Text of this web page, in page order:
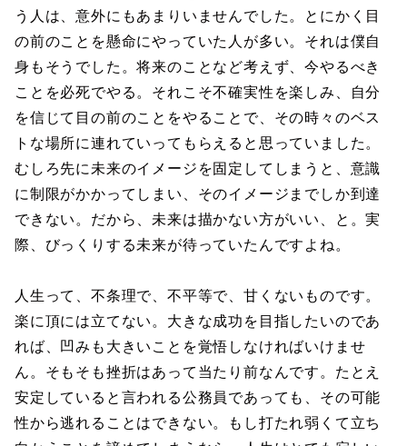
う人は、意外にもあまりいませんでした。とにかく目
の前のことを懸命にやっていた人が多い。それは僕自
身もそうでした。将来のことなど考えず、今やるべき
ことを必死でやる。それこそ不確実性を楽しみ、自分
を信じて目の前のことをやることで、その時々のベス
トな場所に連れていってもらえると思っていました。
むしろ先に未来のイメージを固定してしまうと、意識
に制限がかかってしまい、そのイメージまでしか到達
できない。だから、未来は描かない方がいい、と。実
際、びっくりする未来が待っていたんですよね。
人生って、不条理で、不平等で、甘くないものです。
楽に頂には立てない。大きな成功を目指したいのであ
れば、凹みも大きいことを覚悟しなければいけませ
ん。そもそも挫折はあって当たり前なんです。たとえ
安定していると言われる公務員であっても、その可能
性から逃れることはできない。もし打たれ弱くて立ち